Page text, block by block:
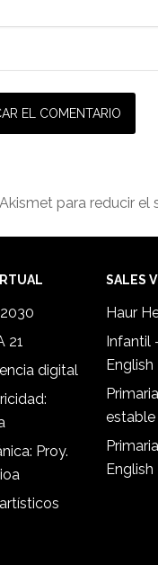
para reducir el
21
digital
Proy.
SALES
Haur
Infantil
English
estable
English